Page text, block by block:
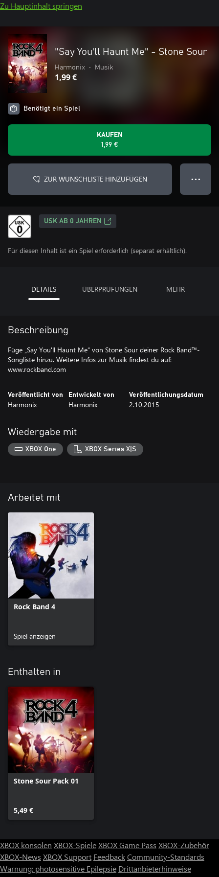
Zu Hauptinhalt springen
"Say You'll Haunt Me" - Stone Sour
Harmonix • Musik
1,99 €
Benötigt ein Spiel
KAUFEN
1,99 €
ZUR WUNSCHLISTE HINZUFÜGEN ● ● ●
USK AB 0 JAHREN
Für diesen Inhalt ist ein Spiel erforderlich (separat erhältlich).
DETAILS ÜBERPRÜFUNGEN MEHR
Beschreibung
Füge „Say You'll Haunt Me“ von Stone Sour deiner Rock Band™-
Songliste hinzu. Weitere Infos zur Musik findest du auf:
www.rockband.com
Veröffentlicht von
Harmonix
Entwickelt von
Harmonix
Veröffentlichungsdatum
2.10.2015
Wiedergabe mit
XBOX One XBOX Series X|S
Arbeitet mit
Rock Band 4
Spiel anzeigen
Enthalten in
Stone Sour Pack 01
5,49 €
XBOX konsolen XBOX-SpieleXBOX Game Pass XBOX-Zubehör
XBOX-News XBOX Support FeedbackCommunity-Standards
Warnung: photosensitive Epilepsie Drittanbieterhinweise